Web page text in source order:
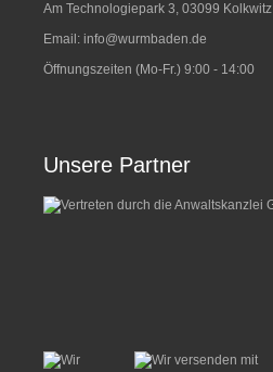
Am Technologiepark 3, 03099 Kolkwitz
Email: info@wurmbaden.de
Öffnungszeiten (Mo-Fr.) 9:00 - 14:00
Unsere Partner